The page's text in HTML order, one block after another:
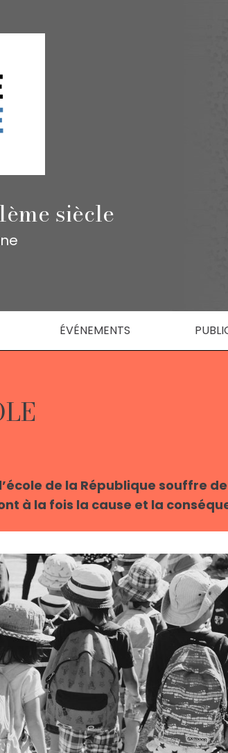
siècle
ÉVÉNEMENTS
de la République souffre
à la fois la cause et la